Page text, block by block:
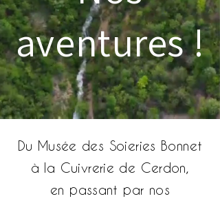
aventures !
Du Musée des Soieries Bonnet
à la Cuivrerie de Cerdon,
en passant par nos